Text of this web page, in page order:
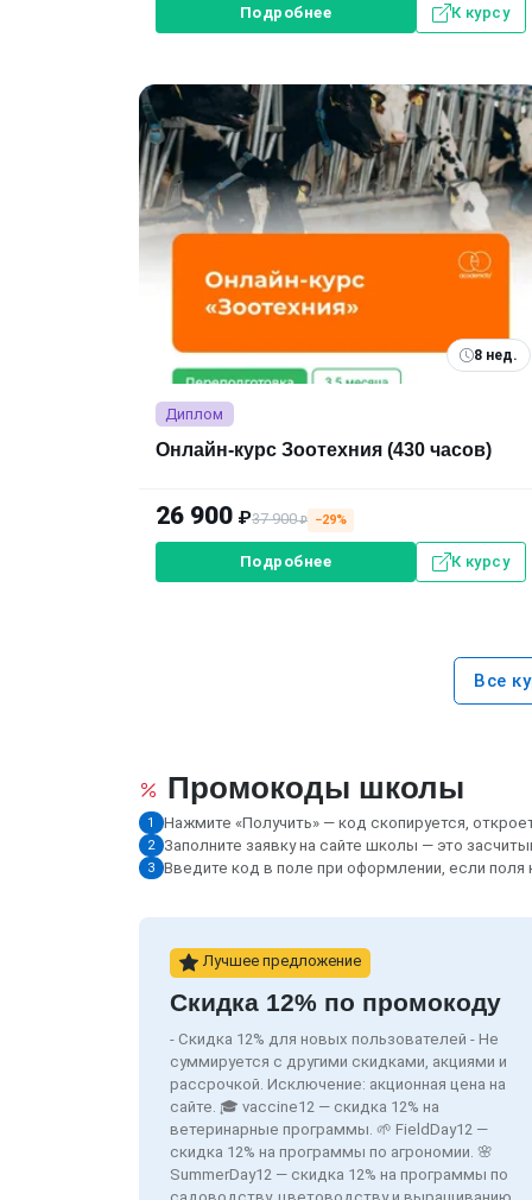
Подробнее К курсу
8 нед.
Диплом
Онлайн-курс Зоотехния (430 часов)
26 900 ₽37 900₽ −29%
Подробнее К курсу
Все
Промокоды школы
1 Нажмите «Получить» — код скопируется,
2 Заполните заявку на сайте школы — это
3 Введите код в поле при оформлении, если
Лучшее предложение
Скидка 12% по промокоду
- Скидка 12% для новых пользователей - Не
суммируется c другими скидками, акциями и
рассрочкой. Исключение: акционная цена на
сайте. 🎓 vaccine12 — скидка 12% на
ветеринарные программы. 🌱 FieldDay12 —
скидка 12% на программы по агрономии. 🌸
SummerDay12 — скидка 12% на программы по